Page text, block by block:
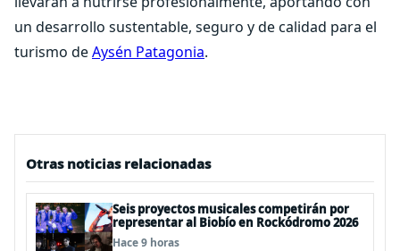
un desarrollo sustentable, seguro y de calidad para el
turismo deAysén Patagonia.
Otras noticias relacionadas
Seis proyectos musicales competirán por
representar al Biobío en Rockódromo 2026
Hace 9 horas